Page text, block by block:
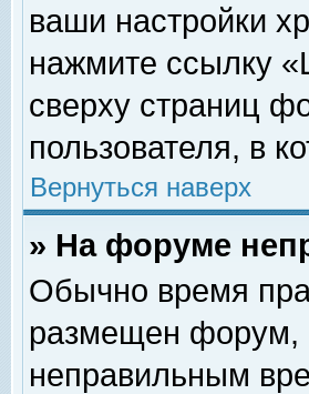
ваши настройки
нажмите ссылку
сверху страниц
пользователя, в
Вернуться наверх
» На форуме
Обычно время
размещен форум,
неправильным